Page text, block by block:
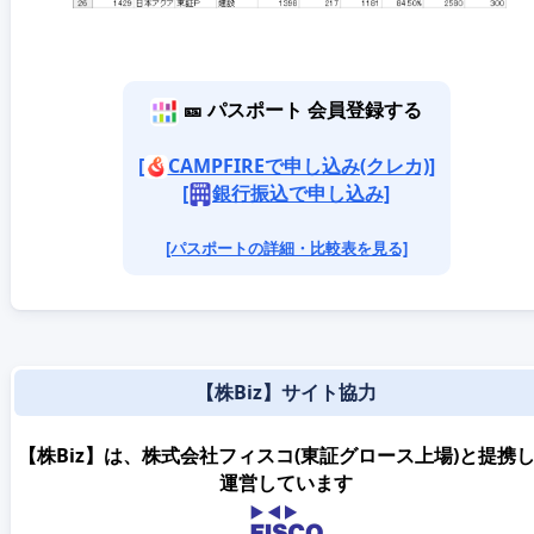
🎫 パスポート 会員登録する
[
CAMPFIREで申し込み(クレカ)]
[
銀行振込で申し込み]
[パスポートの詳細・比較表を見る]
【株Biz】サイト協力
【株Biz】は、株式会社フィスコ(東証グロース上場)と提携
運営しています